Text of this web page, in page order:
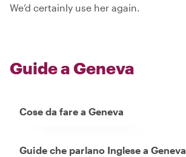
We’d certainly use her again.
Guide a Geneva
Cose da fare a Geneva
Guide che parlano Inglese a Geneva